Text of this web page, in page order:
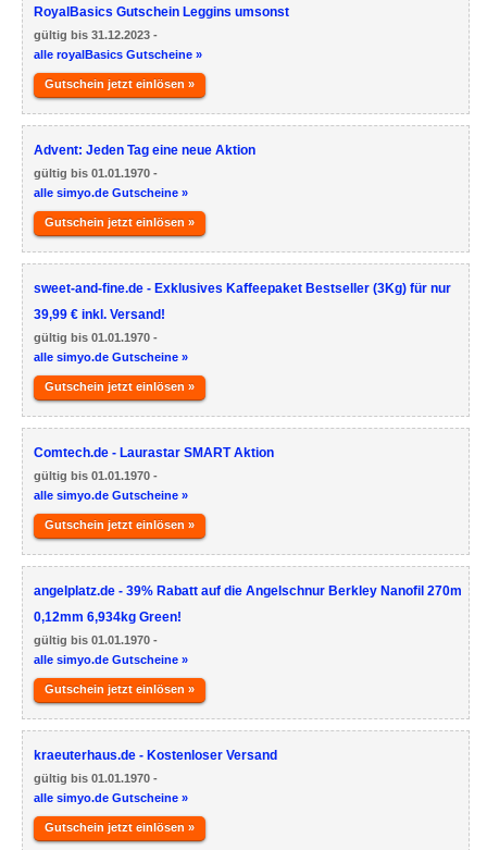
RoyalBasics Gutschein Leggins umsonst
gültig bis 31.12.2023 -
alle royalBasics Gutscheine »
Gutschein jetzt einlösen »
Advent: Jeden Tag eine neue Aktion
gültig bis 01.01.1970 -
alle simyo.de Gutscheine »
Gutschein jetzt einlösen »
sweet-and-fine.de - Exklusives Kaffeepaket Bestseller (3Kg) für nur
39,99 € inkl. Versand!
gültig bis 01.01.1970 -
alle simyo.de Gutscheine »
Gutschein jetzt einlösen »
Comtech.de - Laurastar SMART Aktion
gültig bis 01.01.1970 -
alle simyo.de Gutscheine »
Gutschein jetzt einlösen »
angelplatz.de - 39% Rabatt auf die Angelschnur Berkley Nanofil 270m
0,12mm 6,934kg Green!
gültig bis 01.01.1970 -
alle simyo.de Gutscheine »
Gutschein jetzt einlösen »
kraeuterhaus.de - Kostenloser Versand
gültig bis 01.01.1970 -
alle simyo.de Gutscheine »
Gutschein jetzt einlösen »